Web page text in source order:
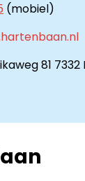
(mobiel)
81 7332